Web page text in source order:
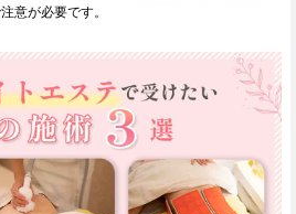
意が必要です。